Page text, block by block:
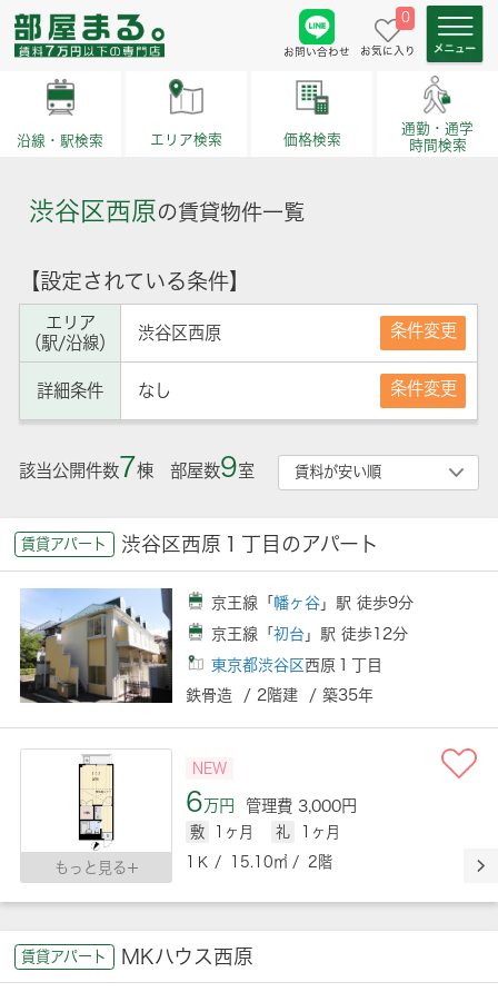
お問い合わせ
0
お気に入り
沿線・駅検索 エリア検索 価格検索
通勤・通学
時間検索
渋谷区西原 の賃貸物件一覧
【設定されている条件】
エリア
（駅/沿線）
渋谷区西原 条件変更
詳細条件 なし 条件変更
該当公開件数7棟 部屋数9室
賃貸アパート 渋谷区西原１丁目のアパート
京王線「 幡ヶ谷 」駅 徒歩9分
京王線「初台 」駅 徒歩12分
東京都渋谷区 西原１丁目
鉄骨造 / 2階建 / 築35年
もっと見る
NEW
6万円 管理費 3,000円
敷 1ヶ月 礼
1ヶ月
1Ｋ / 15.10㎡ / 2階
賃貸アパート MKハウス西原